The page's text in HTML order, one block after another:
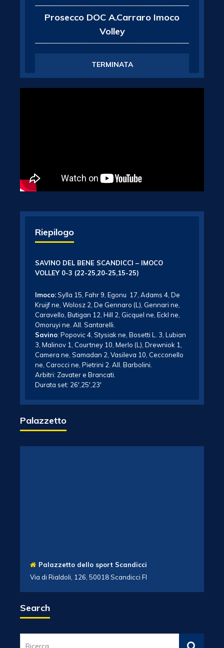
Prosecco DOC A.Carraro Imoco
Volley
TERMINATA
Riepilogo
SAVINO DEL BENE SCANDICCI – IMOCO
VOLLEY 0-3 (22-25,20-25,15-25)
Imoco:Sylla 15, Fahr 9, Egonu 17, Adams 4, De
Kruijf ne, Wolosz 2, De Gennaro (L), Gennari ne,
Caravello, Butigan 12, Hill 2, Gicquel ne, Eckl ne,
Omoruyi ne. All. Santarelli.
Savino: Popovic 4, Stysiak ne, Bosetti L. 3, Lubian
3, Malinov 1, Courtney 10, Merlo (L), Drewniok 1,
Camera ne, Samadan 2, Vasileva 10, Cecconello
ne, Carocci ne, Pietrini 2. All. Barbolini.
Arbitri: Zavater e Brancati.
Durata set: 26′,25′,23′
Palazzetto
Palazzetto dello sport Scandicci
Via di Rialdoli, 126, 50018 Scandicci FI
Search